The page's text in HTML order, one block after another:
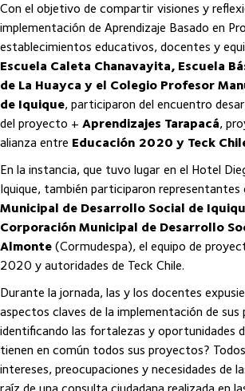
Con el objetivo de compartir visiones y
implementación de Aprendizaje Basado en
establecimientos educativos, docentes y
Escuela Caleta Chanavayita, Escuela
de La Huayca y el Colegio Profesor
de Iquique, participaron del encuentro
del proyecto + Aprendizajes Tarapacá,
alianza entre Educación 2020 y Teck
En la instancia, que tuvo lugar en el Hotel
Iquique, también participaron representantes
Municipal de Desarrollo Social de
Corporación Municipal de Desarrollo
Almonte (Cormudespa), el equipo de
2020 y autoridades de Teck Chile.
Durante la jornada, las y los docentes
aspectos claves de la implementación de sus
identificando las fortalezas y oportunidades
tienen en común todos sus proyectos?
intereses, preocupaciones y necesidades de